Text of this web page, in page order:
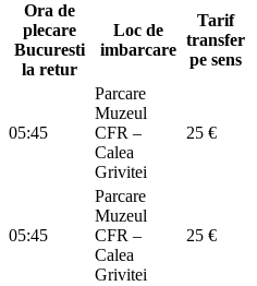
Ora de
plecare
Bucuresti
la retur
Loc de
imbarcare
Tarif
transfer
pe sens
05:45
Parcare
Muzeul
CFR –
Calea
Grivitei
25 €
05:45
Parcare
Muzeul
CFR –
Calea
Grivitei
25 €